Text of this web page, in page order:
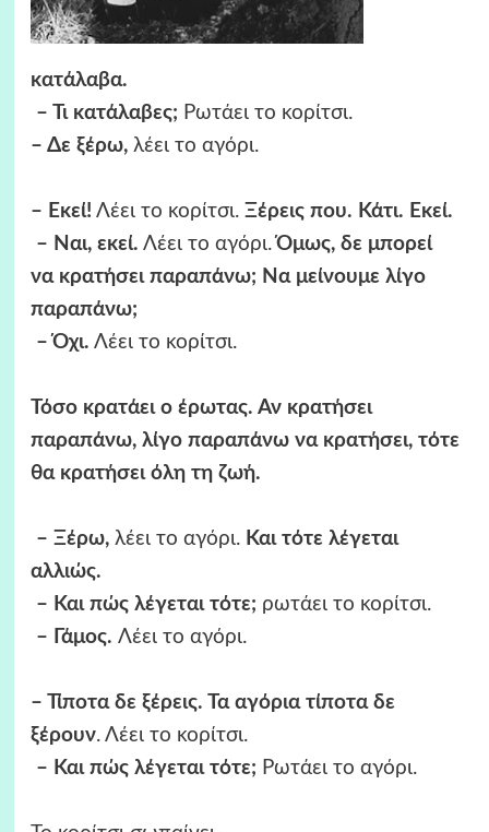
κατάλαβα.
– Τι κατάλαβες; Ρωτάει το κορίτσι.
– Δε ξέρω, λέει το αγόρι.
– Εκεί! Λέει το κορίτσι. Ξέρεις που. Κάτι. Εκεί.
– Ναι, εκεί. Λέει το αγόρι.Όμως, δε μπορεί
να κρατήσει παραπάνω; Να μείνουμε λίγο
παραπάνω;
– Όχι. Λέει το κορίτσι.
Τόσο κρατάει ο έρωτας. Αν κρατήσει
παραπάνω, λίγο παραπάνω να κρατήσει, τότε
θα κρατήσει όλη τη ζωή.
– Ξέρω,λέει το αγόρι.Και τότε λέγεται
αλλιώς.
– Και πώς λέγεται τότε; ρωτάει το κορίτσι.
– Γάμος. Λέει το αγόρι.
– Τίποτα δε ξέρεις. Τα αγόρια τίποτα δε
ξέρουν. Λέει το κορίτσι.
– Και πώς λέγεται τότε; Ρωτάει το αγόρι.